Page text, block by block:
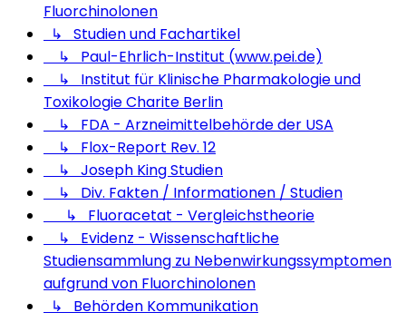
Fluorchinolonen
↳ Studien und Fachartikel
↳ Paul-Ehrlich-Institut (www.pei.de)
↳ Institut für Klinische Pharmakologie und
Toxikologie Charite Berlin
↳ FDA - Arzneimittelbehörde der USA
↳ Flox-Report Rev. 12
↳ Joseph King Studien
↳ Div. Fakten / Informationen / Studien
↳ Fluoracetat - Vergleichstheorie
↳ Evidenz - Wissenschaftliche
Studiensammlung zu Nebenwirkungssymptomen
aufgrund von Fluorchinolonen
↳ Behörden Kommunikation